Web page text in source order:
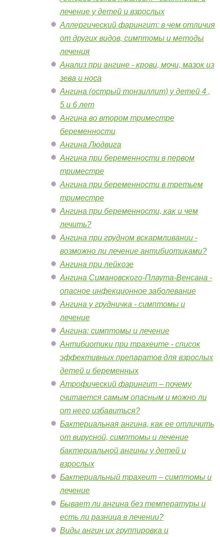
лечение у детей и взрослых
Аллергический фарингит: в чем отличия
от других видов, симптомы и методы
лечения
Анализ при ангине - крови, мочи, мазок из
зева и носа
Ангина (острый тонзиллит) у детей 4 ,
5 и 6 лет
Ангина во втором триместре
беременности
Ангина Людвига
Ангина при беременности в первом
триместре
Ангина при беременности в третьем
триместре
Ангина при беременности, как и чем
лечить?
Ангина при грудном вскармливании -
возможно ли лечение антибиотиками?
Ангина при лейкозе
Ангина Симановского-Плаута-Венсана -
опасное инфекционное заболевание
Ангина у грудничка - симптомы и
лечение
Ангина: симптомы и лечение
Антибиотики при трахеите - список
эффективных препаратов для взрослых
детей и беременных
Атрофический фарингит – почему
считается самым опасным и можно ли
от него избавиться?
Бактериальная ангина, как ее отличить
от вирусной, симптомы и лечение
бактериальной ангины у детей и
взрослых
Бактериальный трахеит – симптомы и
лечение
Бывает ли ангина без температуры и
есть ли разница в лечении?
Виды ангин их группировка и